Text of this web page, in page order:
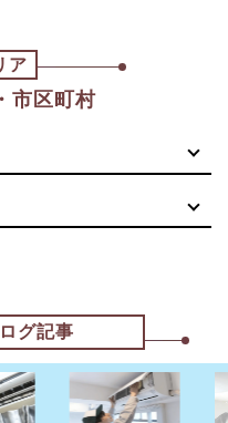
ア
市区町村
グ記事